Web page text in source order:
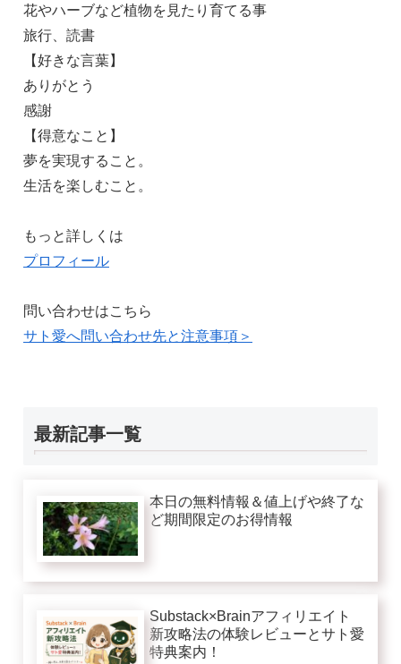
花やハーブなど植物を見たり育てる事
旅行、読書
【好きな言葉】
ありがとう
感謝
【得意なこと】
夢を実現すること。
生活を楽しむこと。
もっと詳しくは
プロフィール
問い合わせはこちら
サト愛へ問い合わせ先と注意事項＞
最新記事一覧
本日の無料情報＆値上げや終了な
ど期間限定のお得情報
Substack×Brainアフィリエイト
新攻略法の体験レビューとサト愛
特典案内！